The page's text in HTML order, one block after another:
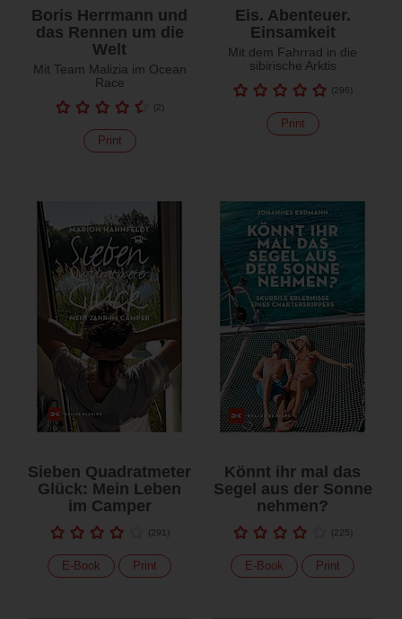
Boris Herrmann und
das Rennen um die
Welt
Mit Team Malizia im Ocean
Race
(2)
Print
Eis. Abenteuer.
Einsamkeit
Mit dem Fahrrad in die
sibirische Arktis
(296)
Print
Sieben Quadratmeter
Glück: Mein Leben
im Camper
(291 )
E-Book Print
Könnt ihr mal das
Segel aus der Sonne
nehmen?
(225)
E-Book Print